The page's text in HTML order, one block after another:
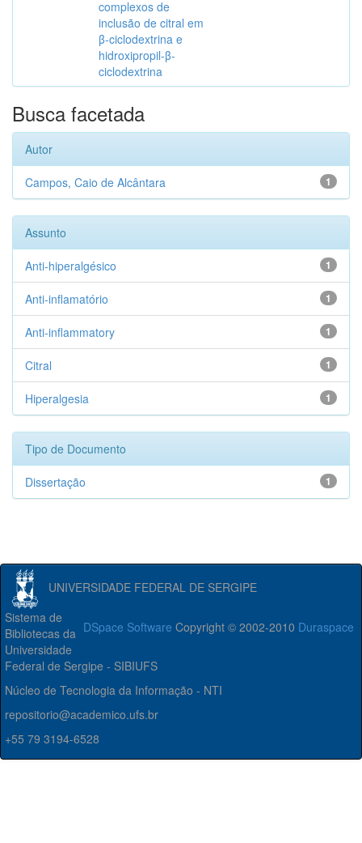
complexos de
inclusão de citral em
β-ciclodextrina e
hidroxipropil-β-
ciclodextrina
Busca facetada
Autor
1
Campos, Caio de Alcântara
Assunto
1
Anti-hiperalgésico
1
Anti-inflamatório
1
Anti-inflammatory
1
Citral
1
Hiperalgesia
Tipo de Documento
1
Dissertação
UNIVERSIDADE FEDERAL DE SERGIPE
DSpace Software Copyright © 2002-2010 Duraspace
Sistema de
Bibliotecas da
Universidade
Federal de Sergipe - SIBIUFS
Núcleo de Tecnologia da Informação - NTI
repositorio@academico.ufs.br
+55 79 3194-6528